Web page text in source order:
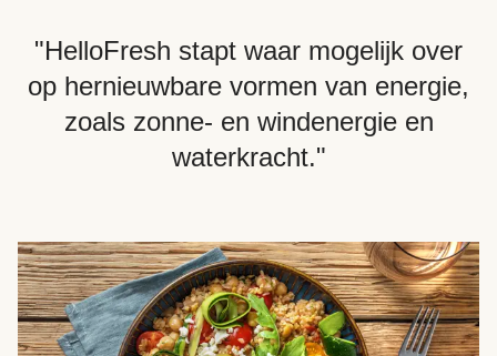
"HelloFresh stapt waar mogelijk over
op hernieuwbare vormen van energie,
zoals zonne- en windenergie en
waterkracht."